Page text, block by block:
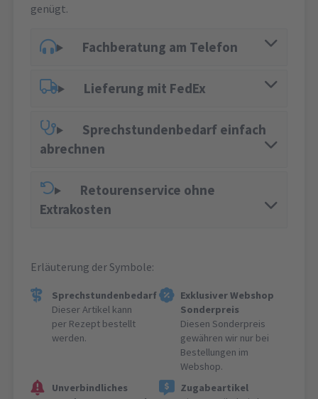
genügt.
Fachberatung am Telefon
Lieferung mit FedEx
Sprechstundenbedarf einfach
abrechnen
Retourenservice ohne
Extrakosten
Erläuterung der Symbole:
Sprechstundenbedarf
Dieser Artikel kann
per Rezept bestellt
werden.
Exklusiver Webshop
Sonderpreis
Diesen Sonderpreis
gewähren wir nur bei
Bestellungen im
Webshop.
Unverbindliches
Zugabeartikel